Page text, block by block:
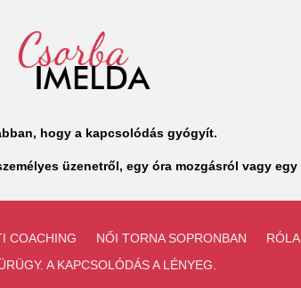
hogy a kapcsolódás gyógyít.
üzenetről, egy óra mozgásról vagy egy
COACHING NŐI TORNA SOPRONBAN
A KAPCSOLÓDÁS A LÉNYEG.